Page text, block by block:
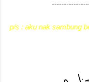
p/s : aku nak sambung